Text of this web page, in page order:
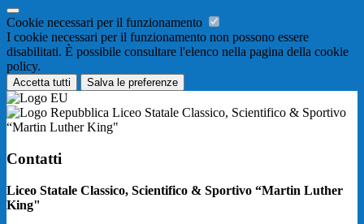
Cookie necessari per il funzionamento
I cookie necessari per il funzionamento non possono essere
disabilitati. È possibile consultare l'elenco nella pagina della cookie
policy.
Accetta tutti Salva le preferenze
Liceo Statale Classico, Scientifico & Sportivo
“Martin Luther King"
Contatti
Liceo Statale Classico, Scientifico & Sportivo “Martin Luther
King"